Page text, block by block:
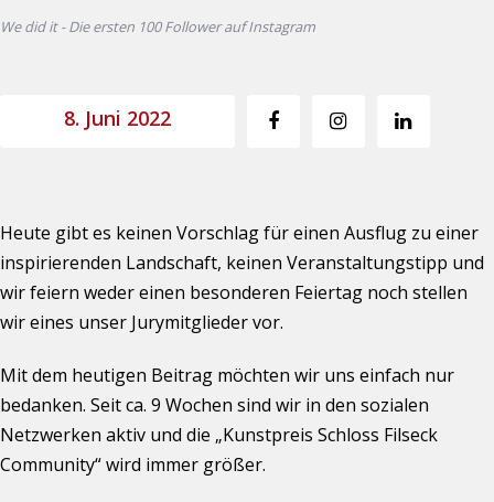
We did it - Die ersten 100 Follower auf Instagram
8. Juni 2022
Heute gibt es keinen Vorschlag für einen Ausflug zu einer
inspirierenden Landschaft, keinen Veranstaltungstipp und
wir feiern weder einen besonderen Feiertag noch stellen
wir eines unser Jurymitglieder vor.
Mit dem heutigen Beitrag möchten wir uns einfach nur
bedanken. Seit ca. 9 Wochen sind wir in den sozialen
Netzwerken aktiv und die „Kunstpreis Schloss Filseck
Community“ wird immer größer.